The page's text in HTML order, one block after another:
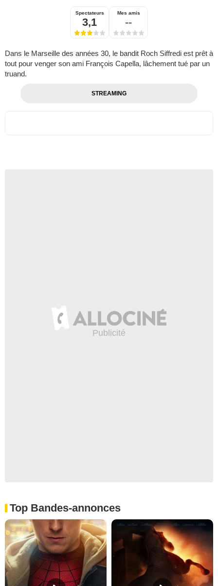
Spectateurs
3,1
Mes amis
--
Dans le Marseille des années 30, le bandit Roch Siffredi est prêt à
tout pour venger son ami François Capella, lâchement tué par un
truand.
STREAMING
Top Bandes-annonces